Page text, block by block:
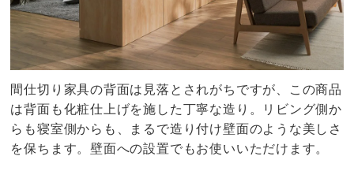
間仕切り家具の背面は見落とされがちですが、この商品
は背面も化粧仕上げを施した丁寧な造り。リビング側か
らも寝室側からも、まるで造り付け壁面のような美しさ
を保ちます。壁面への設置でもお使いいただけます。